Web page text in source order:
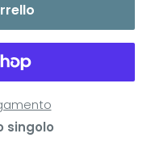
singolo